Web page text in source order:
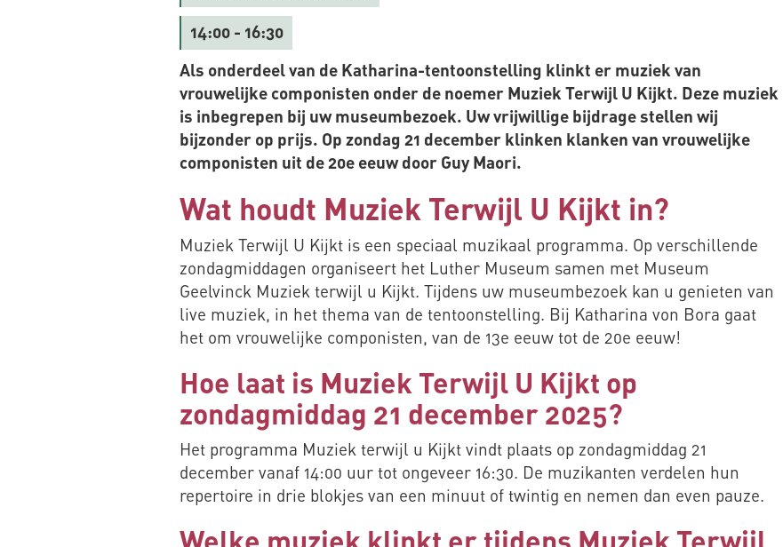
14:00 - 16:30
Als onderdeel van de Katharina-tentoonstelling klinkt er muziek van
vrouwelijke componisten onder de noemer Muziek Terwijl U Kijkt. Deze muziek
is inbegrepen bij uw museumbezoek. Uw vrijwillige bijdrage stellen wij
bijzonder op prijs. Op zondag 21 december klinken klanken van vrouwelijke
componisten uit de 20e eeuw door Guy Maori.
Wat houdt Muziek Terwijl U Kijkt in?
Muziek Terwijl U Kijkt is een speciaal muzikaal programma. Op verschillende
zondagmiddagen organiseert het Luther Museum samen met Museum
Geelvinck Muziek terwijl u Kijkt. Tijdens uw museumbezoek kan u genieten van
live muziek, in het thema van de tentoonstelling. Bij Katharina von Bora gaat
het om vrouwelijke componisten, van de 13e eeuw tot de 20e eeuw!
Hoe laat is Muziek Terwijl U Kijkt op
zondagmiddag 21 december 2025?
Het programma Muziek terwijl u Kijkt vindt plaats op zondagmiddag 21
december vanaf 14:00 uur tot ongeveer 16:30. De muzikanten verdelen hun
repertoire in drie blokjes van een minuut of twintig en nemen dan even pauze.